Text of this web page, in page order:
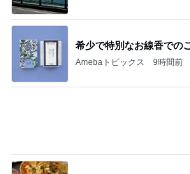
希少で特別なお線香での
Amebaトピックス 9時間前